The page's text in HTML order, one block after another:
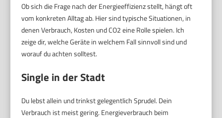
Ob sich die Frage nach der Energieeffizienz stellt, hängt oft
vom konkreten Alltag ab. Hier sind typische Situationen, in
denen Verbrauch, Kosten und CO2 eine Rolle spielen. Ich
zeige dir, welche Geräte in welchem Fall sinnvoll sind und
worauf du achten solltest.
Single in der Stadt
Du lebst allein und trinkst gelegentlich Sprudel. Dein
Verbrauch ist meist gering. Energieverbrauch beim